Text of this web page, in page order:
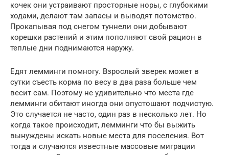
кочек они устраивают просторные норы, с глубокими
ходами, делают там запасы и выводят потомство.
Прокапывая под снегом туннели они добывают
корешки растений и этим пополняют свой рацион в
теплые дни поднимаются наружу.
Едят лемминги помногу. Взрослый зверек может в
сутки съесть корма по весу в два раза больше чем
весит сам. Поэтому не удивительно что места где
лемминги обитают иногда они опустошают подчистую.
Это случается не часто, один раз в несколько лет. Но
когда такое происходит, лемминги что бы выжить
вынуждены искать новые места для поселения. Вот
тогда и случаются известные массовые миграции